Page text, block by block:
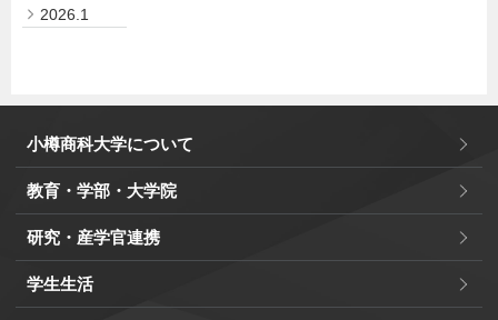
2026.1
小樽商科大学について
教育・学部・大学院
研究・産学官連携
学生生活